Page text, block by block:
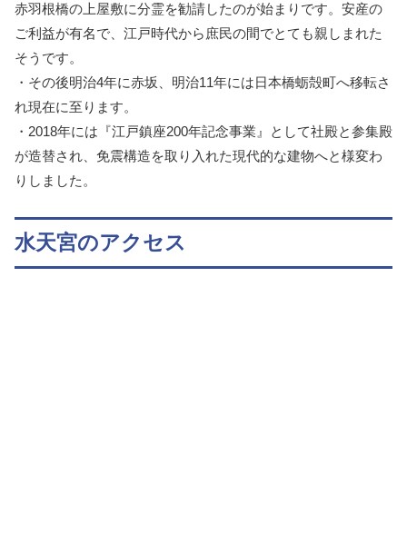
赤羽根橋の上屋敷に分霊を勧請したのが始まりです。安産の
ご利益が有名で、江戸時代から庶民の間でとても親しまれた
そうです。
・その後明治4年に赤坂、明治11年には日本橋蛎殻町へ移転さ
れ現在に至ります。
・2018年には『江戸鎮座200年記念事業』として社殿と参集殿
が造替され、免震構造を取り入れた現代的な建物へと様変わ
りしました。
水天宮のアクセス